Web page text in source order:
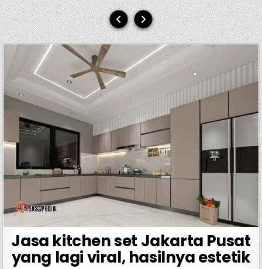
Jasa kitchen set Jakarta Pusat
yang lagi viral, hasilnya estetik